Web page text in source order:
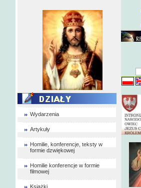
Wydarzenia
Artykuły
Homilie, konferencje, teksty w
formie dzwiękowej
Homilie konferencje w formie
filmowej
Książki